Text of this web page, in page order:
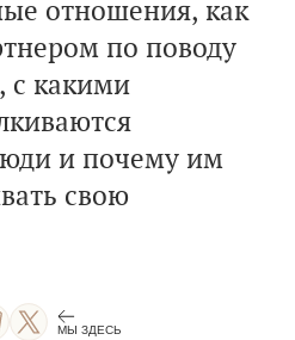
отношения, как
по поводу
с какими
и почему им
свою
МЫ ЗДЕСЬ